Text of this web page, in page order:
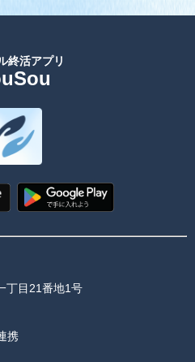
終活アプリ
丁目21番地1号
携